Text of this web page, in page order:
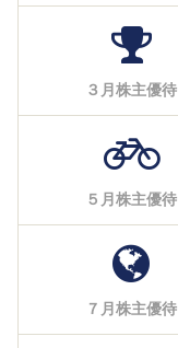
３月株主優待
５月株主優待
７月株主優待